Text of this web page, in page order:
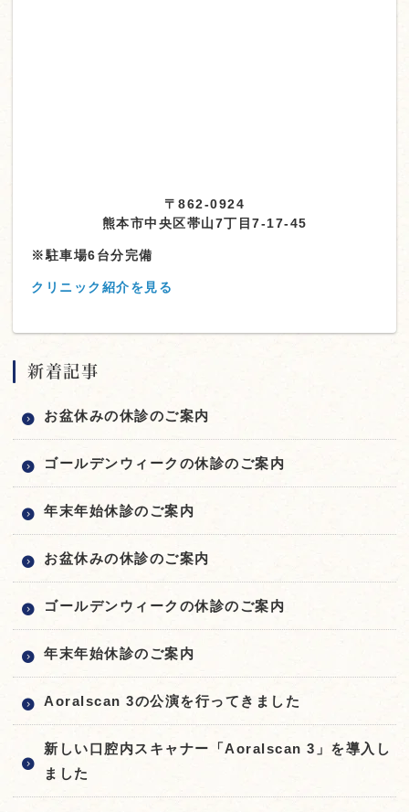
〒862-0924
熊本市中央区帯山7丁目7-17-45
※駐車場6台分完備
クリニック紹介を見る
新着記事
お盆休みの休診のご案内
ゴールデンウィークの休診のご案内
年末年始休診のご案内
お盆休みの休診のご案内
ゴールデンウィークの休診のご案内
年末年始休診のご案内
Aoralscan 3の公演を行ってきました
新しい口腔内スキャナー「Aoralscan 3」を導入し
ました